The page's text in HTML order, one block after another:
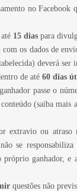
no Facebook
15 dias para
os dados de
deverá ser
de até 60 dias
passe o
(saiba mais
extravio ou atraso
se
ganhador, e
questões não